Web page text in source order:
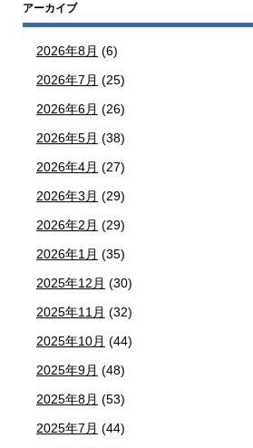
アーカイブ
2026年8月 (6)
2026年7月 (25)
2026年6月 (26)
2026年5月 (38)
2026年4月 (27)
2026年3月 (29)
2026年2月 (29)
2026年1月 (35)
2025年12月 (30)
2025年11月 (32)
2025年10月 (44)
2025年9月 (48)
2025年8月 (53)
2025年7月 (44)